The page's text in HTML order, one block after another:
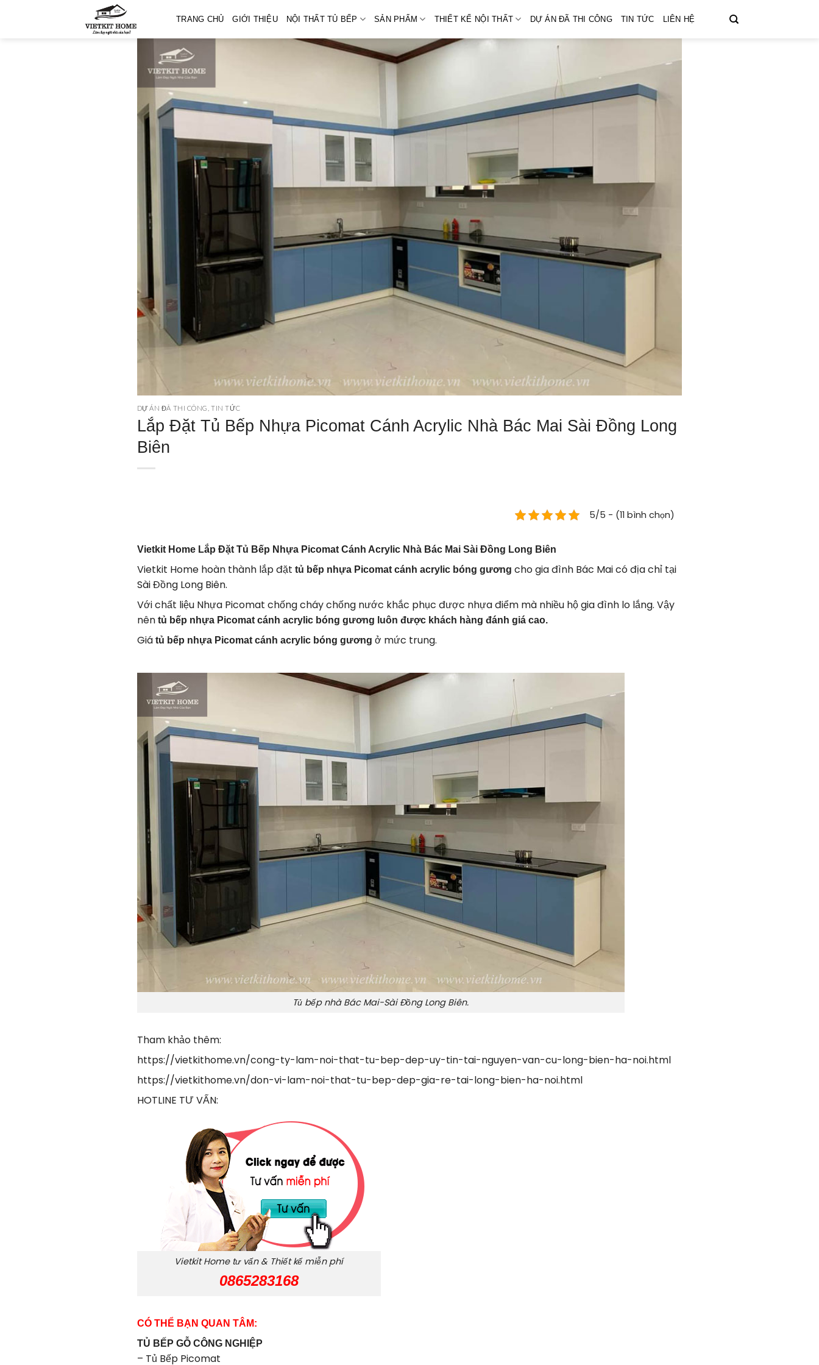
TRANG CHỦ GIỚI THIỆU NỘI THẤT TỦ BẾP SẢN PHẨM THIẾT KẾ NỘI THẤT DỰ ÁN ĐÃ THI CÔNG TIN TỨC LIÊN HỆ
DỰ ÁN ĐÃ THI CÔNG ,TIN TỨC
Lắp Đặt Tủ Bếp Nhựa Picomat Cánh Acrylic Nhà Bác Mai Sài Đồng Long
Biên
5/5 - (11 bình chọn)
Vietkit HomeLắp Đặt Tủ Bếp Nhựa Picomat Cánh Acrylic Nhà Bác Mai Sài Đồng Long Biên
Vietkit Home hoàn thành lắp đặt tủ bếp nhựa Picomat cánh acrylic bóng gương cho gia đình Bác Mai có địa chỉ tại
Sài Đồng Long Biên.
Với chất liệu Nhựa Picomat chống cháy chống nước khắc phục được nhựa điểm mà nhiều hộ gia đình lo lắng. Vậy
nên tủ bếp nhựa Picomat cánh acrylic bóng gương luôn được khách hàng đánh giá cao.
Giá tủ bếp nhựa Picomat cánh acrylic bóng gương ở mức trung.
Tủ bếp nhà Bác Mai-Sài Đồng Long Biên.
Tham khảo thêm:
https://vietkithome.vn/cong-ty-lam-noi-that-tu-bep-dep-uy-tin-tai-nguyen-van-cu-long-bien-ha-noi.html
https://vietkithome.vn/don-vi-lam-noi-that-tu-bep-dep-gia-re-tai-long-bien-ha-noi.html
HOTLINE TƯ VẤN:
Vietkit Home tư vấn & Thiết kế miễn phí
0865283168
CÓ THỂ BẠN QUAN TÂM:
TỦ BẾP GỖ CÔNG NGHIỆP
– Tủ Bếp Picomat